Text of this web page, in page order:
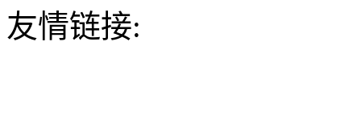
友情链接: